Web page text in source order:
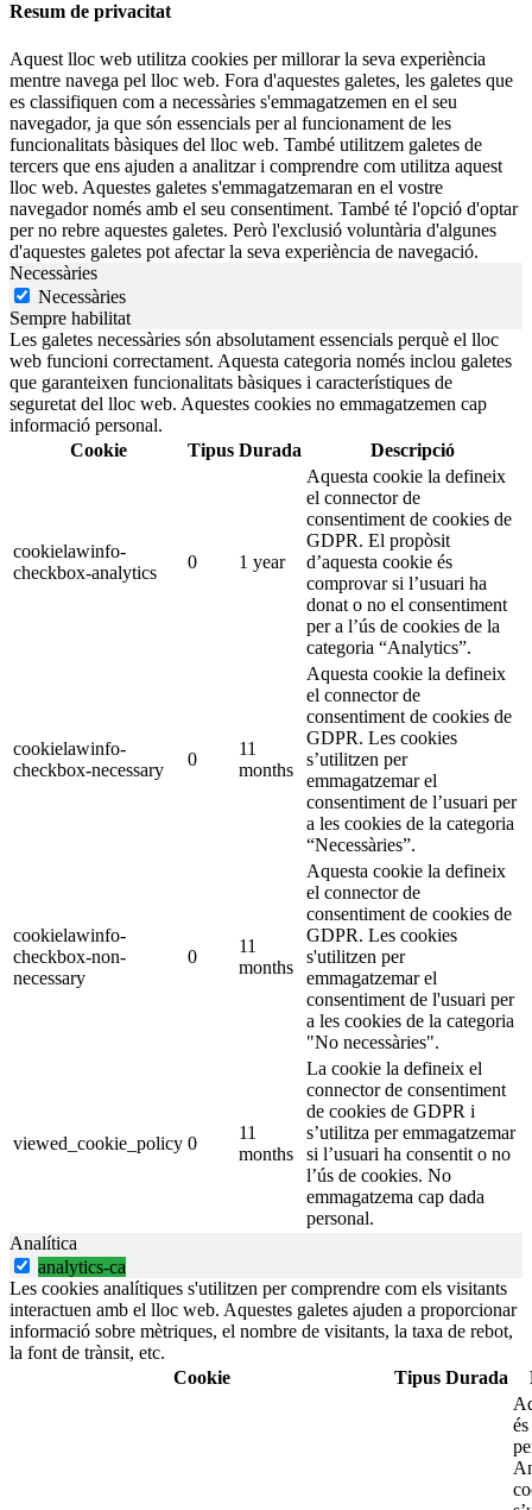
Resum de privacitat
Aquest lloc web utilitza cookies per millorar la seva experiència
mentre navega pel lloc web. Fora d'aquestes galetes, les galetes que
es classifiquen com a necessàries s'emmagatzemen en el seu
navegador, ja que són essencials per al funcionament de les
funcionalitats bàsiques del lloc web. També utilitzem galetes de
tercers que ens ajuden a analitzar i comprendre com utilitza aquest
lloc web. Aquestes galetes s'emmagatzemaran en el vostre
navegador només amb el seu consentiment. També té l'opció d'optar
per no rebre aquestes galetes. Però l'exclusió voluntària d'algunes
d'aquestes galetes pot afectar la seva experiència de navegació.
Necessàries
Necessàries
Sempre habilitat
Les galetes necessàries són absolutament essencials perquè el lloc
web funcioni correctament. Aquesta categoria només inclou galetes
que garanteixen funcionalitats bàsiques i característiques de
seguretat del lloc web. Aquestes cookies no emmagatzemen cap
informació personal.
Cookie
Tipus Durada Descripció
cookielawinfo-
checkbox-analytics
0 1 year
Aquesta cookie la defineix
el connector de
consentiment de cookies de
GDPR. El propòsit
d’aquesta cookie és
comprovar si l’usuari ha
donat o no el consentiment
per a l’ús de cookies de la
categoria “Analytics”.
cookielawinfo-
checkbox-necessary
0
11
months
Aquesta cookie la defineix
el connector de
consentiment de cookies de
GDPR. Les cookies
s’utilitzen per
emmagatzemar el
consentiment de l’usuari per
a les cookies de la categoria
“Necessàries”.
cookielawinfo-
checkbox-non-
necessary
0
11
months
Aquesta cookie la defineix
el connector de
consentiment de cookies de
GDPR. Les cookies
s'utilitzen per
emmagatzemar el
consentiment de l'usuari per
a les cookies de la categoria
"No necessàries".
viewed_cookie_policy 0
11
months
La cookie la defineix el
connector de consentiment
de cookies de GDPR i
s’utilitza per emmagatzemar
si l’usuari ha consentit o no
l’ús de cookies. No
emmagatzema cap dada
personal.
Analítica
analytics-ca
Les cookies analítiques s'utilitzen per comprendre com els visitants
interactuen amb el lloc web. Aquestes galetes ajuden a proporcionar
informació sobre mètriques, el nombre de visitants, la taxa de rebot,
la font de trànsit, etc.
Cookie
Tipus Durada